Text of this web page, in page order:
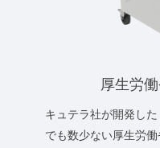
厚生労
キュテラ社が開発し
でも数少ない厚生労